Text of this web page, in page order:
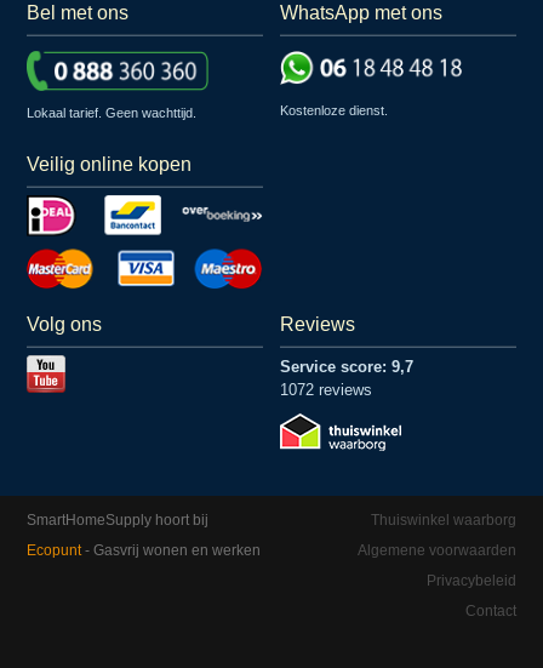
Bel met ons
Lokaal tarief. Geen wachttijd.
WhatsApp met ons
Kostenloze dienst.
Veilig online kopen
Volg ons Reviews
Service score: 9,7
1072 reviews
SmartHomeSupply hoort bij
Ecopunt- Gasvrij wonen en werken
Thuiswinkel waarborg
Algemene voorwaarden
Privacybeleid
Contact